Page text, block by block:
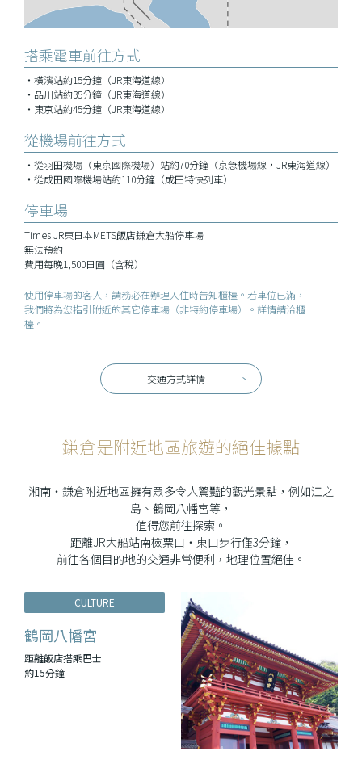
搭乘電車前往方式
・橫濱站約15分鐘（JR東海道線）
・品川站約35分鐘（JR東海道線）
・東京站約45分鐘（JR東海道線）
從機場前往方式
・從羽田機場（東京國際機場）站約70分鐘（京急機場線，JR東海道線）
・從成田國際機場站約110分鐘（成田特快列車）
停車場
Times JR東日本METS飯店鎌倉大船停車場
無法預約
費用每晚1,500日圓（含稅）
使用停車場的客人，請務必在辦理入住時告知櫃檯。若車位已滿，
我們將為您指引附近的其它停車場（非特約停車場）。詳情請洽櫃
檯。
交通方式詳情
鎌倉是附近地區旅遊的絕佳據點
湘南・鎌倉附近地區擁有眾多令人驚豔的觀光景點，例如江之
島、鶴岡八幡宮等，
值得您前往探索。
距離JR大船站南檢票口・東口步行僅3分鐘，
前往各個目的地的交通非常便利，地理位置絕佳。
CULTURE
鶴岡八幡宮
距離飯店搭乘巴士
約15分鐘